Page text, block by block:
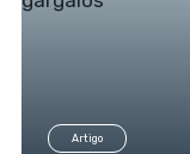
Artigo